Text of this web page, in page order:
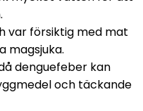
var försiktig med mat
magsjuka.
denguefeber kan
och täckande